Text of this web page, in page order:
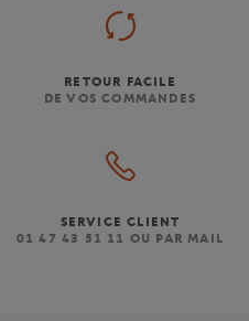
RETOUR FACILE
DE VOS COMMANDES
SERVICE CLIENT
01 47 43 51 11 OU PAR MAIL